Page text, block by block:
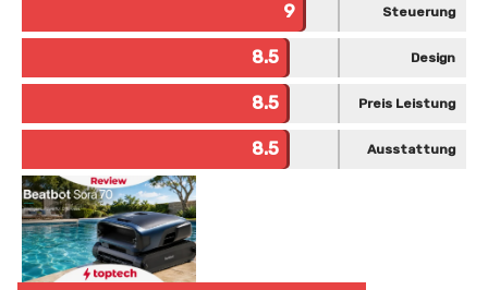
9 Steuerung
8.5 Design
8.5 Preis Leistung
8.5 Ausstattung